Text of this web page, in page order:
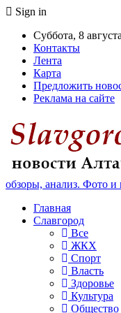
Sign in
Суббота, 8
Контакты
Лента
Карта
Предложить
Реклама на сайте
обзоры, анализ. Фото и
Главная
Славгород
Все
ЖКХ
Спорт
Власть
Здоровье
Культура
Общество